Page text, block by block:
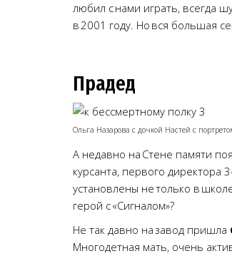
любил с нами играть, всегда
в 2001 году. Но вся большая
Прадед
Ольга Назарова с дочкой Настей с
А недавно на Стене памяти
курсанта, первого директора
установлены не только в
герой с «Сигналом»?
Не так давно на завод пришла
Многодетная мать, очень